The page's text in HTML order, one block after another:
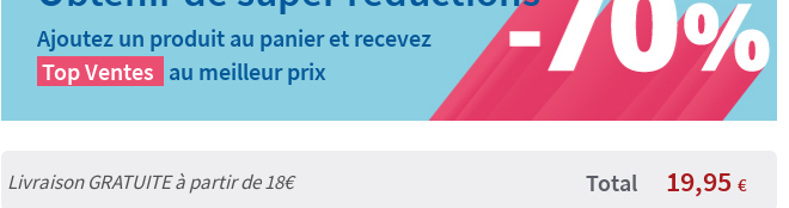
Ajoutez un produit au panier et recevez
Top Ventes au meilleur prix
Livraison GRATUITE à partir de18€ Total 19,95 €